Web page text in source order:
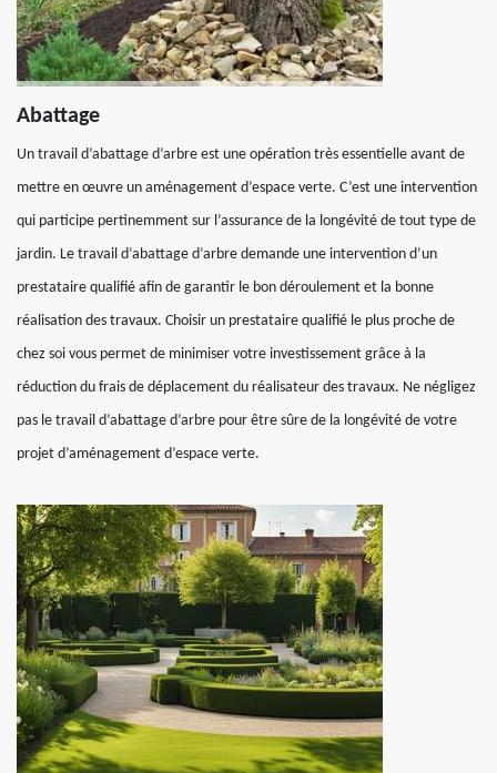
Abattage
Un travail d’abattage d’arbre est une opération très essentielle avant de
mettre en œuvre un aménagement d’espace verte. C’est une intervention
qui participe pertinemment sur l’assurance de la longévité de tout type de
jardin. Le travail d’abattage d’arbre demande une intervention d’un
prestataire qualifié afin de garantir le bon déroulement et la bonne
réalisation des travaux. Choisir un prestataire qualifié le plus proche de
chez soi vous permet de minimiser votre investissement grâce à la
réduction du frais de déplacement du réalisateur des travaux. Ne négligez
pas le travail d’abattage d’arbre pour être sûre de la longévité de votre
projet d’aménagement d’espace verte.